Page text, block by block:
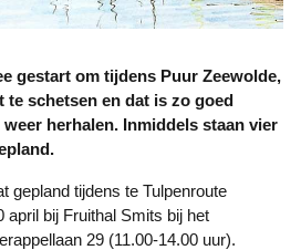
te schetsen en dat is zo goed
herhalen. Inmiddels staan vier
april bij Fruithal Smits bij het
29 (11.00-14.00 uur).